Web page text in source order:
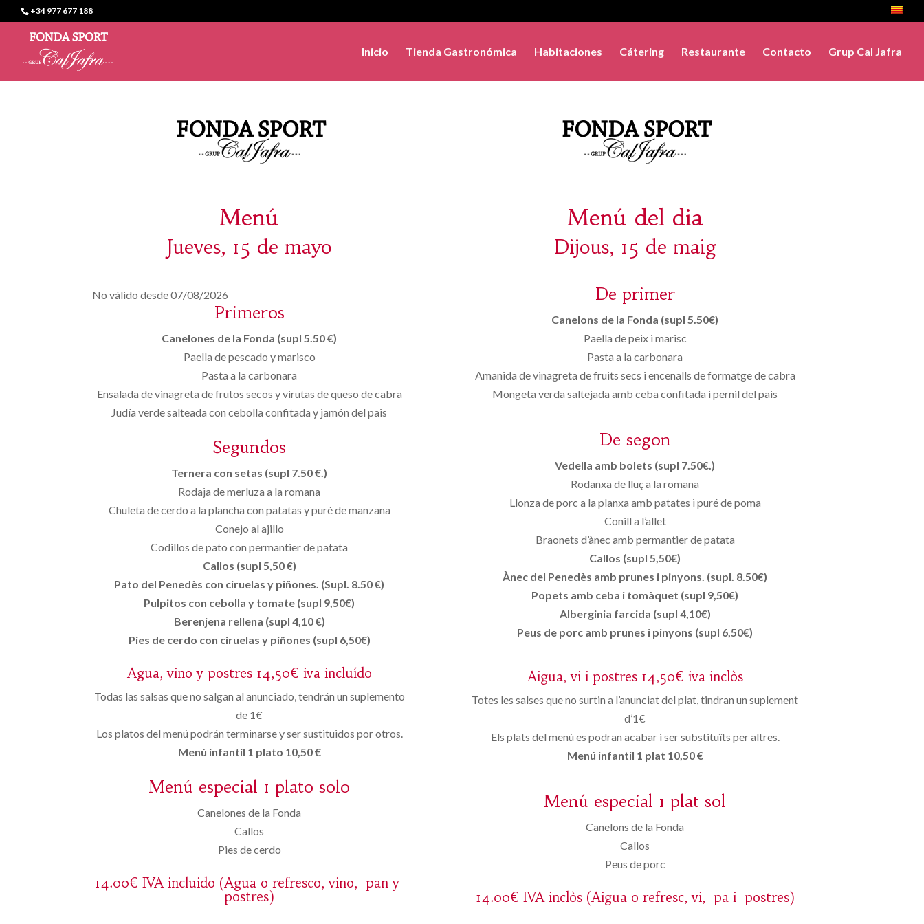
+34 977 677 188
Inicio Tienda Gastronómica Habitaciones Cátering Restaurante Contacto Grup Cal Jafra
Menú
Jueves, 15 de mayo
No válido desde 07/08/2026
Primeros
Canelones de la Fonda (supl 5.50 €)
Paella de pescado y marisco
Pasta a la carbonara
Ensalada de vinagreta de frutos secos y virutas de queso de cabra
Judía verde salteada con cebolla confitada y jamón del pais
Segundos
Ternera con setas (supl 7.50 €.)
Rodaja de merluza a la romana
Chuleta de cerdo a la plancha con patatas y puré de manzana
Conejo al ajillo
Codillos de pato con permantier de patata
Callos (supl 5,50 €)
Pato del Penedès con ciruelas y piñones. (Supl. 8.50 €)
Pulpitos con cebolla y tomate (supl 9,50€)
Berenjena rellena (supl 4,10 €)
Pies de cerdo con ciruelas y piñones (supl 6,50€)
Agua, vino y postres 14,50€ iva incluído
Todas las salsas que no salgan al anunciado, tendrán un suplemento
de 1€
Los platos del menú podrán terminarse y ser sustituidos por otros.
Menú infantil 1 plato 10,50 €
Menú especial 1 plato solo
Canelones de la Fonda
Callos
Pies de cerdo
14.00€ IVA incluido (Agua o refresco, vino, pan y
postres)
Menú del dia
Dijous, 15 de maig
De primer
Canelons de la Fonda (supl 5.50€)
Paella de peix i marisc
Pasta a la carbonara
Amanida de vinagreta de fruits secs i encenalls de formatge de cabra
Mongeta verda saltejada amb ceba confitada i pernil del pais
De segon
Vedella amb bolets (supl 7.50€.)
Rodanxa de lluç a la romana
Llonza de porc a la planxa amb patates i puré de poma
Conill a l’allet
Braonets d’ànec amb permantier de patata
Callos (supl 5,50€)
Ànec del Penedès amb prunes i pinyons. (supl. 8.50€)
Popets amb ceba i tomàquet (supl 9,50€)
Alberginia farcida (supl 4,10€)
Peus de porc amb prunes i pinyons (supl 6,50€)
Aigua, vi i postres 14,50€ iva inclòs
Totes les salses que no surtin a l’anunciat del plat, tindran un suplement
d’1€
Els plats del menú es podran acabar i ser substituïts per altres.
Menú infantil 1 plat 10,50 €
Menú especial 1 plat sol
Canelons de la Fonda
Callos
Peus de porc
14.00€ IVA inclòs (Aigua o refresc, vi, pa i postres)